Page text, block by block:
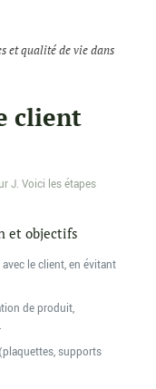
et qualité de vie dans
client
J. Voici les étapes
et objectifs
le client, en évitant
de produit,
supports